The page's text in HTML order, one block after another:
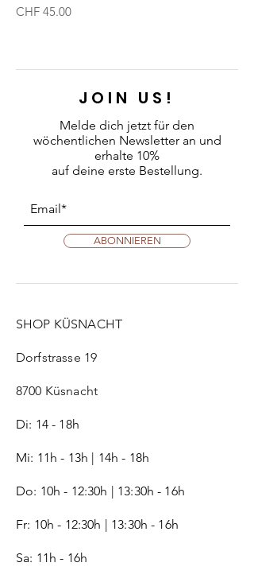
Preis
CHF 45.00
JOIN US!
Melde dich jetzt für den
wöchentlichen Newsletter an und
erhalte 10%
auf deine erste Bestellung.
ABONNIEREN
SHOP KÜSNACHT
Dorfstrasse 19
8700 Küsnacht
Di: 14 - 18h
Mi: 11h - 13h | 14h - 18h
Do: 10h - 12:30h | 13:30h - 16h
Fr: 10h - 12:30h | 13:30h - 16h
Sa: 11h - 16h